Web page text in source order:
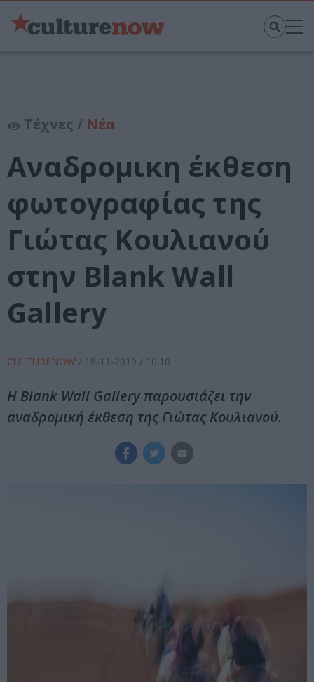
Τέχνες / Νέα
Αναδρομικη έκθεση
φωτογραφίας της
Γιώτας Κουλιανού
στην Blank Wall
Gallery
CULTURENOW / 18-11-2019 / 10:10
Η Blank Wall Gallery παρουσιάζει την
αναδρομική έκθεση της Γιώτας Κουλιανού.